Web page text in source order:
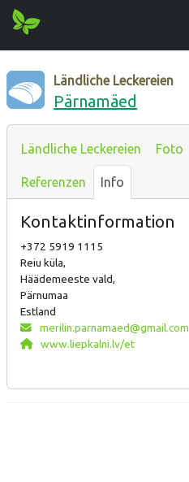
Ländliche Leckereien
Pärnamäed
Ländliche Leckereien Foto
Referenzen Info
Kontaktinformation
+372 5919 1115
Reiu küla,
Häädemeeste vald,
Pärnumaa
Estland
merilin.parnamaed@gmail.com
www.liepkalni.lv/et